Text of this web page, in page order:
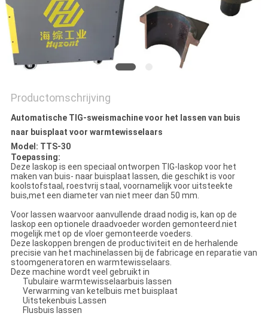
Productomschrijving
Automatische TIG-sweismachine voor het lassen van buis
naar buisplaat voor warmtewisselaars
Model: TTS-30
Toepassing:
Deze laskop is een speciaal ontworpen TIG-laskop voor het
maken van buis- naar buisplaat lassen, die geschikt is voor
koolstofstaal, roestvrij staal, voornamelijk voor uitsteekte
buis,met een diameter van niet meer dan 50 mm.
Voor lassen waarvoor aanvullende draad nodig is, kan op de
laskop een optionele draadvoeder worden gemonteerd.niet
mogelijk met op de vloer gemonteerde voeders.
Deze laskoppen brengen de productiviteit en de herhalende
precisie van het machinelassen bij de fabricage en reparatie van
stoomgeneratoren en warmtewisselaars.
Deze machine wordt veel gebruikt in
Tubulaire warmtewisselaarbuis lassen
Verwarming van ketelbuis met buisplaat
Uitstekenbuis Lassen
Flusbuis lassen